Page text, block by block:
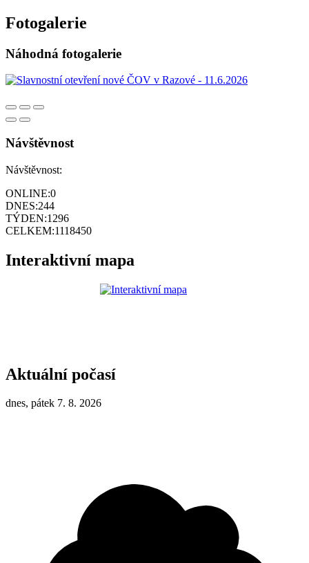
Fotogalerie
Náhodná fotogalerie
Návštěvnost
Návštěvnost:
ONLINE:0
DNES:244
TÝDEN:1296
CELKEM:1118450
Interaktivní mapa
Aktuální počasí
dnes, pátek 7. 8. 2026